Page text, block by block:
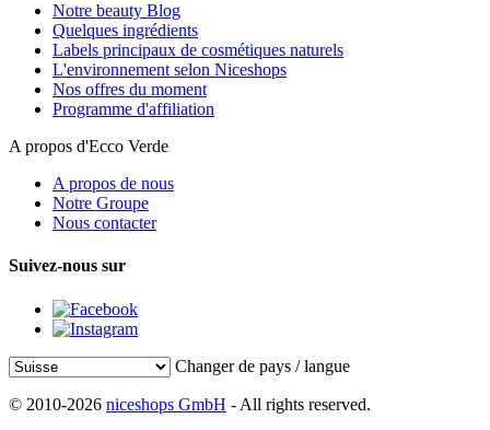
Notre beauty Blog
Quelques ingrédients
Labels principaux de cosmétiques naturels
L'environnement selon Niceshops
Nos offres du moment
Programme d'affiliation
A propos d'Ecco Verde
A propos de nous
Notre Groupe
Nous contacter
Suivez-nous sur
Changer de pays / langue
© 2010-2026 niceshops GmbH - All rights reserved.